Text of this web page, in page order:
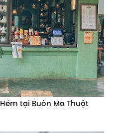
tại Buôn Ma Thuột